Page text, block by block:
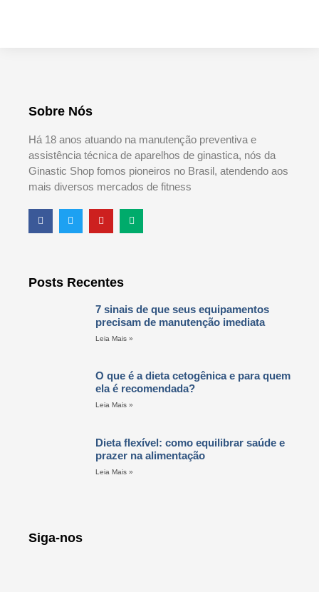
Sobre Nós
Há 18 anos atuando na manutenção preventiva e
assistência técnica de aparelhos de ginastica, nós da
Ginastic Shop fomos pioneiros no Brasil, atendendo aos
mais diversos mercados de fitness
Posts Recentes
7 sinais de que seus equipamentos
precisam de manutenção imediata
Leia Mais »
O que é a dieta cetogênica e para quem
ela é recomendada?
Leia Mais »
Dieta flexível: como equilibrar saúde e
prazer na alimentação
Leia Mais »
Siga-nos